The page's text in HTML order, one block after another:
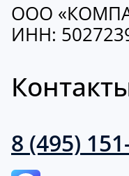
ООО
ИНН:
8 (495)